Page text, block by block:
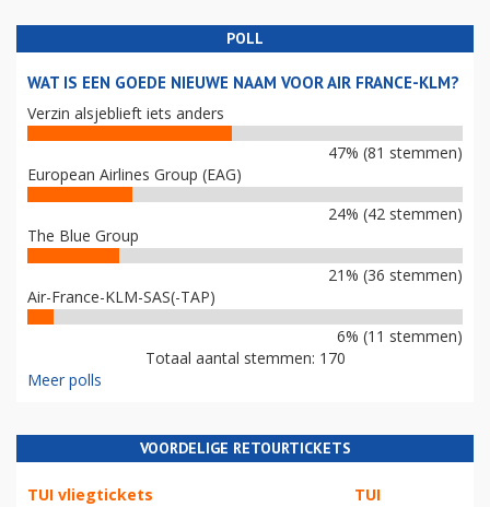
POLL
WAT IS EEN GOEDE NIEUWE NAAM VOOR AIR FRANCE-KLM?
Verzin alsjeblieft iets anders
47% (81 stemmen)
European Airlines Group (EAG)
24% (42 stemmen)
The Blue Group
21% (36 stemmen)
Air-France-KLM-SAS(-TAP)
6% (11 stemmen)
Totaal aantal stemmen: 170
Meer polls
VOORDELIGE RETOURTICKETS
TUI vliegtickets TUI